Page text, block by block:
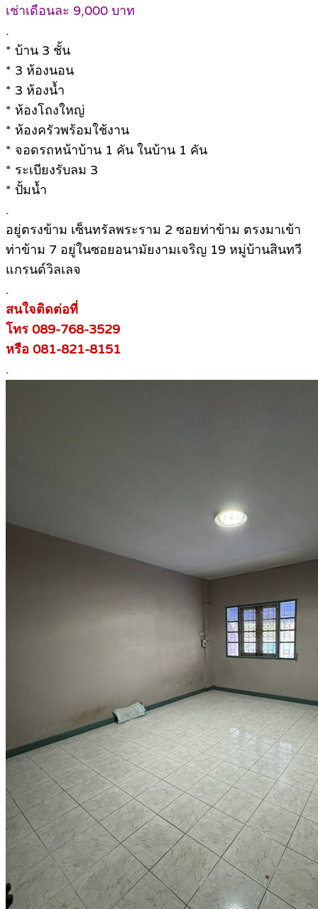
เช่าเดือนละ 9,000 บาท
.
* บ้าน 3 ชั้น
* 3 ห้องนอน
* 3 ห้องน้ำ
* ห้องโถงใหญ่
* ห้องครัวพร้อมใช้งาน
* จอดรถหน้าบ้าน 1 คัน ในบ้าน 1 คัน
* ระเบียงรับลม 3
* ปั้มน้ำ
.
อยู่ตรงข้าม เซ็นทรัลพระราม 2 ซอยท่าข้าม ตรงมาเข้า
ท่าข้าม 7 อยู่ในซอยอนามัยงามเจริญ 19 หมู่บ้านสินทวี
แกรนด์วิลเลจ
.
สนใจติดต่อที่
โทร 089-768-3529
หรือ 081-821-8151
.